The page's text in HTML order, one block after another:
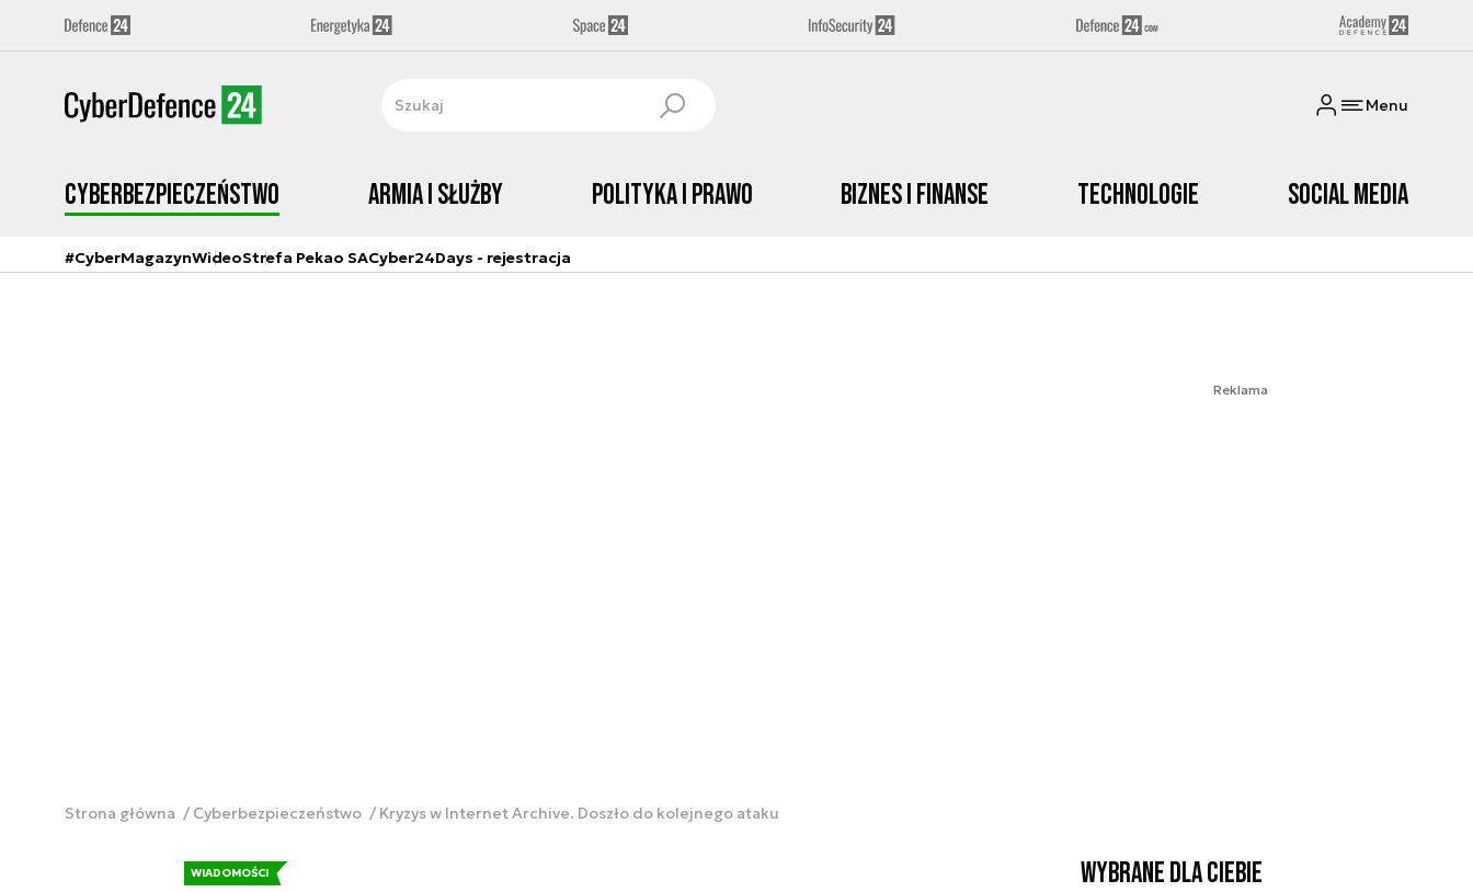
Menu
Cyberbezpieczeństwo Armia i Służby Polityka i prawo Biznes i Finanse Technologie Social media
#CyberMagazynWideoStrefa Pekao SACyber24Days - rejestracja
Reklama
Strona główna Cyberbezpieczeństwo Kryzys w Internet Archive. Doszło do kolejnego ataku
WIADOMOŚCI Wybrane dla Ciebie